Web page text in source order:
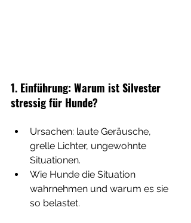
1. Einführung: Warum ist Silvester
stressig für Hunde?
Ursachen: laute Geräusche,
grelle Lichter, ungewohnte
Situationen.
Wie Hunde die Situation
wahrnehmen und warum es sie
so belastet.